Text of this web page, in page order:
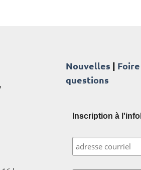
Nouvelles |
questions
Inscription à